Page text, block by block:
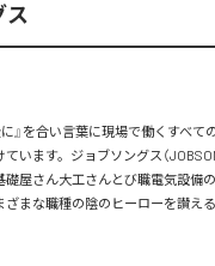
ス
』を合い言葉に現場で働くすべて
います。ジョブソングス（
礎屋さん大工さんとび職電気設備
ざまな職種の陰のヒーローを讃え